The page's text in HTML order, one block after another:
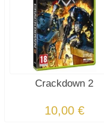
Crackdown 2
10,00 €